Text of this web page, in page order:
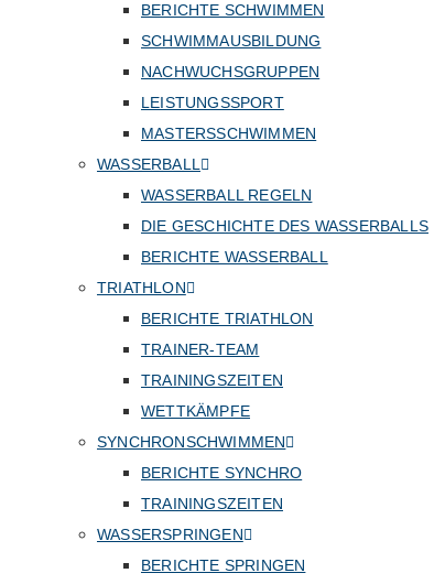
BERICHTE SCHWIMMEN
SCHWIMMAUSBILDUNG
NACHWUCHSGRUPPEN
LEISTUNGSSPORT
MASTERSSCHWIMMEN
WASSERBALL
WASSERBALL REGELN
DIE GESCHICHTE DES WASSERBALLS
BERICHTE WASSERBALL
TRIATHLON
BERICHTE TRIATHLON
TRAINER-TEAM
TRAININGSZEITEN
WETTKÄMPFE
SYNCHRONSCHWIMMEN
BERICHTE SYNCHRO
TRAININGSZEITEN
WASSERSPRINGEN
BERICHTE SPRINGEN